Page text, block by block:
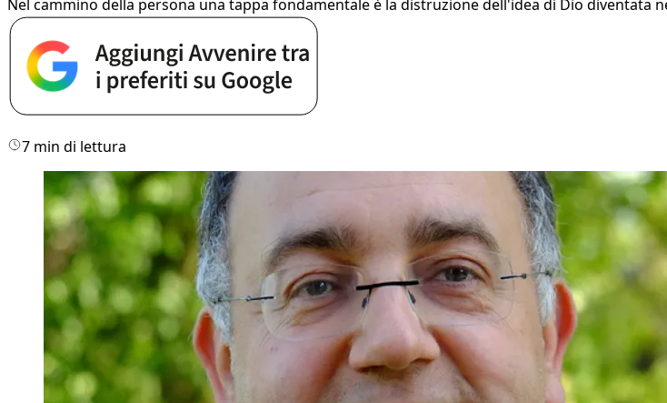
Nel cammino della persona una tappa fondamentale è la distruzione dell'idea di Dio diventata
7 min di lettura